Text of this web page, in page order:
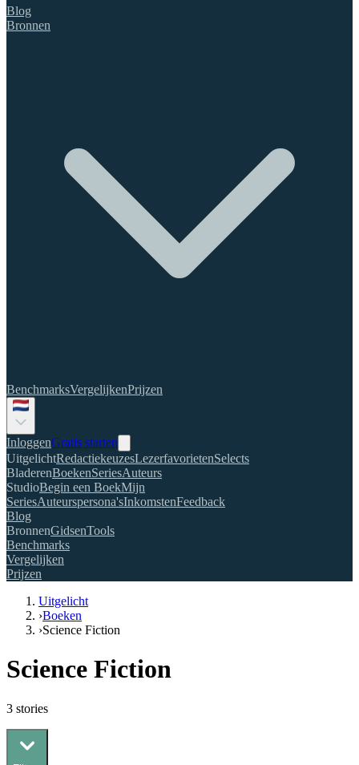
Blog
Bronnen
BenchmarksVergelijkenPrijzen
InloggenGratis starten
UitgelichtRedactiekeuzesLezerfavorietenSelects
BladerenBoekenSeriesAuteurs
StudioBegin een BoekMijn
SeriesAuteurspersona'sInkomstenFeedback
Blog
BronnenGidsenTools
Benchmarks
Vergelijken
Prijzen
Uitgelicht
›Boeken
›Science Fiction
Science Fiction
3 stories